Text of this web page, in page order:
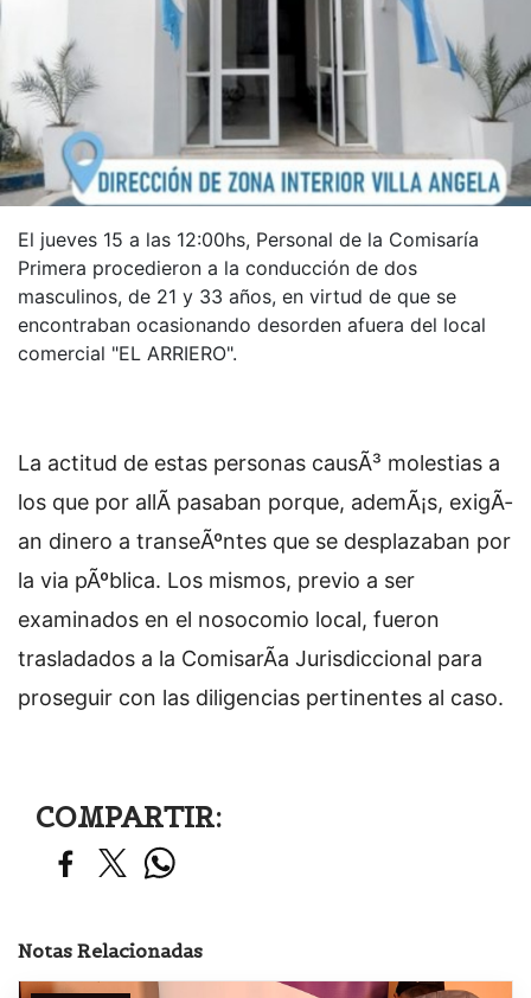
El jueves 15 a las 12:00hs, Personal de la Comisaría
Primera procedieron a la conducción de dos
masculinos, de 21 y 33 años, en virtud de que se
encontraban ocasionando desorden afuera del local
comercial "EL ARRIERO".
La actitud de estas personas causÃ³ molestias a
los que por allÃ­ pasaban porque, ademÃ¡s, exigÃ­
an dinero a transeÃºntes que se desplazaban por
la via pÃºblica. Los mismos, previo a ser
examinados en el nosocomio local, fueron
trasladados a la ComisarÃ­a Jurisdiccional para
proseguir con las diligencias pertinentes al caso.
COMPARTIR:
Notas Relacionadas